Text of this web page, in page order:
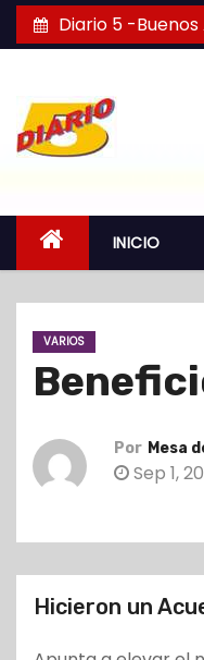
a
Diario 5 -
INICIO
VARIOS
Por Mesa
Sep 1,
Hicieron un